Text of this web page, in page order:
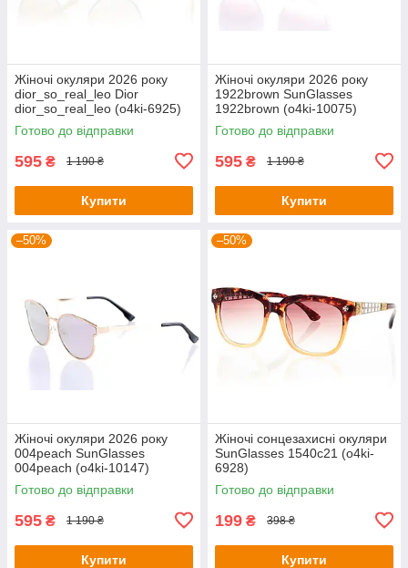
Жіночі окуляри 2026 року
dior_so_real_leo Dior
dior_so_real_leo (o4ki-6925)
Готово до відправки
595 ₴ 1 190 ₴
Купити
Жіночі окуляри 2026 року
1922brown SunGlasses
1922brown (o4ki-10075)
Готово до відправки
595 ₴ 1 190 ₴
Купити
–50%
Жіночі окуляри 2026 року
004peach SunGlasses
004peach (o4ki-10147)
Готово до відправки
595 ₴ 1 190 ₴
Купити
–50%
Жіночі сонцезахисні окуляри
SunGlasses 1540c21 (o4ki-
6928)
Готово до відправки
199 ₴ 398 ₴
Купити